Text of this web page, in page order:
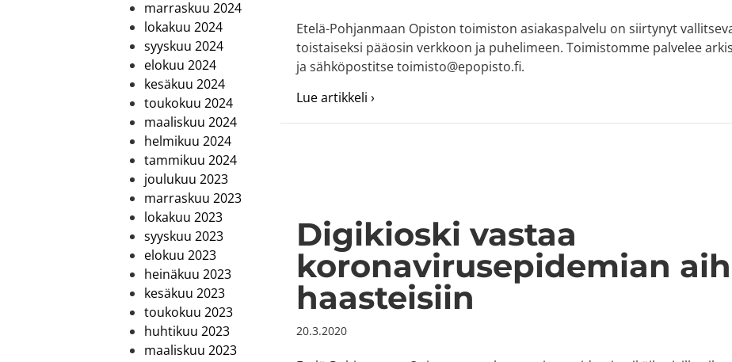
marraskuu 2024
lokakuu 2024
syyskuu 2024
elokuu 2024
kesäkuu 2024
toukokuu 2024
maaliskuu 2024
helmikuu 2024
tammikuu 2024
joulukuu 2023
marraskuu 2023
lokakuu 2023
syyskuu 2023
elokuu 2023
heinäkuu 2023
kesäkuu 2023
toukokuu 2023
huhtikuu 2023
maaliskuu 2023
Etelä-Pohjanmaan Opiston toimiston asiakaspalvelu on siirtynyt
toistaiseksi pääosin verkkoon ja puhelimeen. Toimistomme palvelee
ja sähköpostitse toimisto@epopisto.fi.
Lue artikkeli ›
Digikioski vastaa
koronavirusepidemian
haasteisiin
20.3.2020